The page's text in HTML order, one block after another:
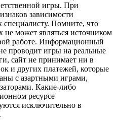
игры. При
зависимости
специалисту. Помните, что
не может являться источником
работе. Информационный
проводит игры на реальные
сайт не принимает ни в
и других платежей, которые
с азартными играми,
Какие-либо
ресурсе
исключительно в